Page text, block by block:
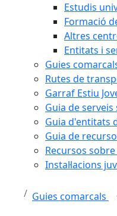
Estudis
Formació
Altres
Entitats i
Guies
Rutes de
Garraf Estiu
Guia de serveis
Guia d'entitats
Guia de
Recursos
Instal·lacions
Guies comarcals